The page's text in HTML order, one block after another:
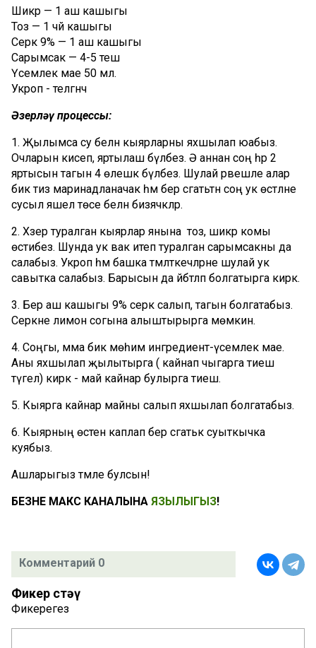
Шикәр — 1 аш кашыгы
Тоз — 1 чәй кашыгы
Серкә 9% — 1 аш кашыгы
Сарымсак — 4-5 теш
Үсемлек мае 50 мл.
Укроп - теләгәнчә
Әзерләү процессы:
1. Җылымса су белән кыярларны яхшылап юабыз.
Очларын кисеп, яртылаш бүләбез. Ә аннан соң һәр 2
яртысын тагын 4 өлешкә бүләбез. Шулай рәвешле алар
бик тиз маринадланачак һәм бер сәгатьтән соң ук өстәлне
сусыл яшел төсе белән бизәячәкләр.
2. Хәзер туралган кыярлар янына тоз, шикәр комы
өстибез. Шунда ук вак итеп туралган сарымсакны да
салабыз. Укроп һәм башка тәмләткечләрне шулай ук
савытка салабыз. Барысын да әйбәтләп болгатырга кирәк.
3. Бер аш кашыгы 9% серкә салып, тагын болгатабыз.
Серкәне лимон согына алыштырырга мөмкин.
4. Соңгы, әмма бик мөһим ингредиент-үсемлек мае.
Аны яхшылап җылытырга ( кайнап чыгарга тиеш
түгел) кирәк - май кайнар булырга тиеш.
5. Кыярга кайнар майны салып яхшылап болгатабыз.
6. Кыярның өстен каплап бер сәгатькә суыткычка
куябыз.
Ашларыгыз тәмле булсын!
БЕЗНЕҢ МАКС КАНАЛЫНА ЯЗЫЛЫГЫЗ!
Комментарий 0
Фикер өстәү
Фикерегез